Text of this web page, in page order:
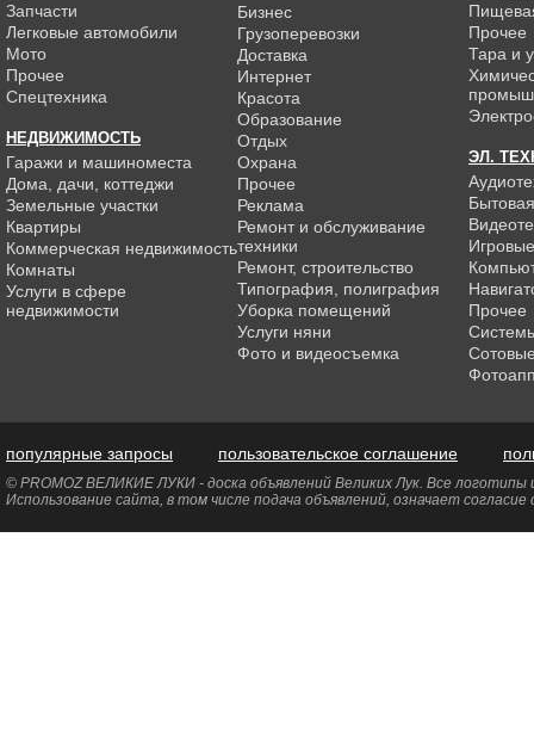
Запчасти
Легковые автомобили
Мото
Прочее
Спецтехника
НЕДВИЖИМОСТЬ
Гаражи и машиноместа
Дома, дачи, коттеджи
Земельные участки
Квартиры
Коммерческая недвижимость
Комнаты
Услуги в сфере
недвижимости
Бизнес
Грузоперевозки
Доставка
Интернет
Красота
Образование
Отдых
Охрана
Прочее
Реклама
Ремонт и обслуживание
техники
Ремонт, строительство
Типография, полиграфия
Уборка помещений
Услуги няни
Фото и видеосъемка
Прочее
Тара и
ЭЛ.
Прочее
популярные запросы пользовательское соглашение
© PROMOZ ВЕЛИКИЕ ЛУКИ - доска объявлений Великих Лук. Все
Использование сайта, в том числе подача объявлений, означает